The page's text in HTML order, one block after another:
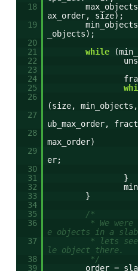
18
ax_order, size);
19
_objects);
20
21
while
22
23
24
25
26
(size, min_objects,
27
ub_max_order,
28
max_order)
29
er;
30
31
}
32
33
}
34
35
/*
36
* We
e objects in a
37
* lets
le object there.
38
*/
39
order =